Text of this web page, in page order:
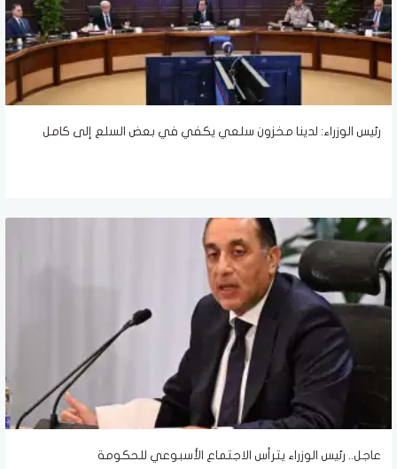
رئيس الوزراء: لدينا مخزون سلعي يكفي في بعض السلع إلى كامل
عاجل.. رئيس الوزراء يترأس الاجتماع الأسبوعي للحكومة